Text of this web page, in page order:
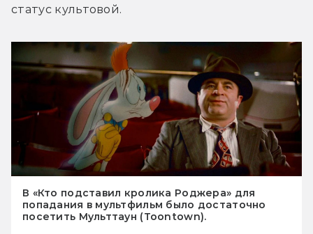
статус культовой.
В «Кто подставил кролика Роджера» для
попадания в мультфильм было достаточно
посетить Мульттаун (Toontown).